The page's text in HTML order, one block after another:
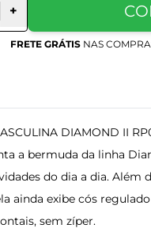
+
FRETE GRÁTIS NAS
DIAMOND II
a bermuda da linha
do dia a dia. Além
ainda exibe cós
sem zíper.